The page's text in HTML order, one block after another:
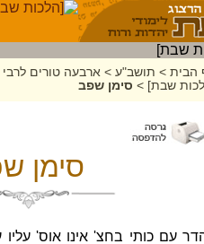
הבית > תושב"ע > ארבעה טורים
שבת] > סימן שפב
סימן
עם כותי בחצ' אינו אוס'